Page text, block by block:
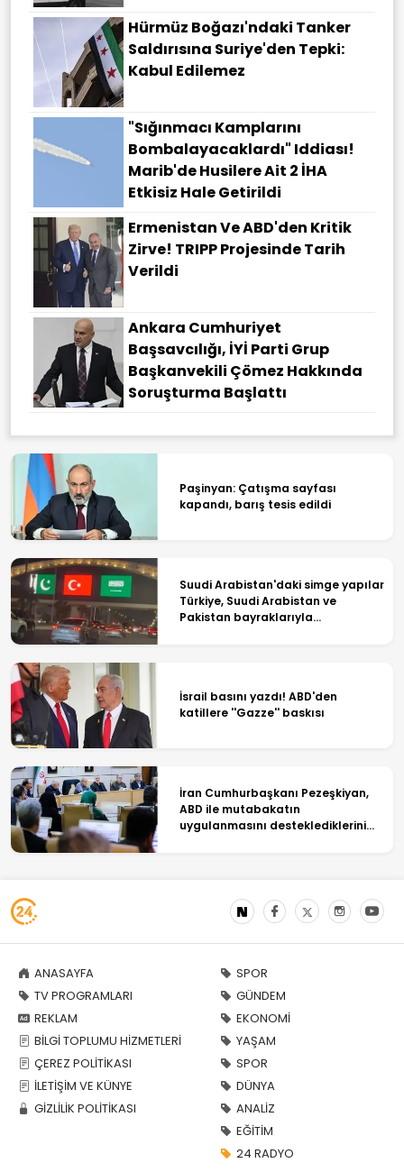
Hürmüz Boğazı'ndaki Tanker
Saldırısına Suriye'den Tepki:
Kabul Edilemez
"Sığınmacı Kamplarını
Bombalayacaklardı" Iddiası!
Marib'de Husilere Ait 2 İHA
Etkisiz Hale Getirildi
Ermenistan Ve ABD'den Kritik
Zirve! TRIPP Projesinde Tarih
Verildi
Ankara Cumhuriyet
Başsavcılığı, İYİ Parti Grup
Başkanvekili Çömez Hakkında
Soruşturma Başlattı
Paşinyan: Çatışma sayfası
kapandı, barış tesis edildi
Suudi Arabistan'daki simge yapılar
Türkiye, Suudi Arabistan ve
Pakistan bayraklarıyla
İsrail basını yazdı! ABD'den
katillere ''Gazze'' baskısı
İran Cumhurbaşkanı Pezeşkiyan,
ABD ile mutabakatın
uygulanmasını desteklediklerini
ANASAYFA
TV PROGRAMLARI
REKLAM
BİLGİ TOPLUMU HİZMETLERİ
ÇEREZ POLİTİKASI
İLETİŞİM VE KÜNYE
GİZLİLİK POLİTİKASI
SPOR
GÜNDEM
EKONOMİ
YAŞAM
SPOR
DÜNYA
ANALİZ
EĞİTİM
24 RADYO